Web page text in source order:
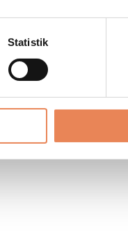
Statistik